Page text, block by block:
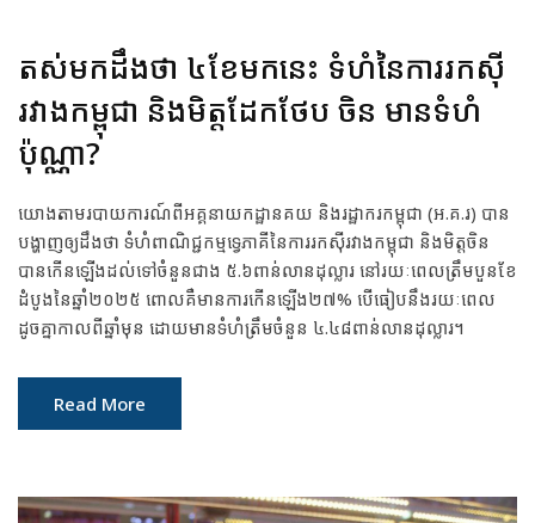
តស់មកដឹងថា ៤ខែមកនេះ ទំហំនៃការរកស៊ី
រវាងកម្ពុជា និងមិត្តដែកថែប ចិន មានទំហំ
ប៉ុណ្ណា?
យោងតាមរបាយការណ៍ពីអគ្គនាយកដ្ឋានគយ និងរដ្ឋាករកម្ពុជា (អ.គ.រ) បាន
បង្ហាញឲ្យដឹងថា ទំហំពាណិជ្ជកម្មទ្វេភាគីនៃការរកស៊ីរវាងកម្ពុជា និងមិត្តចិន
បានកើនឡើងដល់ទៅចំនួនជាង ៥.៦ពាន់លានដុល្លារ នៅរយៈពេលត្រឹមបួនខែ
ដំបូងនៃឆ្នាំ២០២៥ ពោលគឺមានការកើនឡើង២៧% បើធៀបនឹងរយៈពេល
ដូចគ្នាកាលពីឆ្នាំមុន ដោយមានទំហំត្រឹមចំនួន ៤.៤៨ពាន់លានដុល្លារ។
Read More